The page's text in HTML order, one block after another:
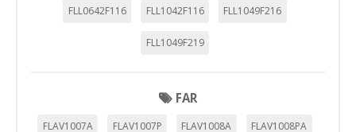
FLL0642F116 FLL1042F116 FLL1049F216
FLL1049F219
FAR
FLAV1007A FLAV1007P FLAV1008A FLAV1008PA